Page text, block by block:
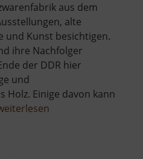
aus dem
alte
und Kunst besichtigen.
ihre Nachfolger
der DDR hier
und
Holz. Einige davon kann